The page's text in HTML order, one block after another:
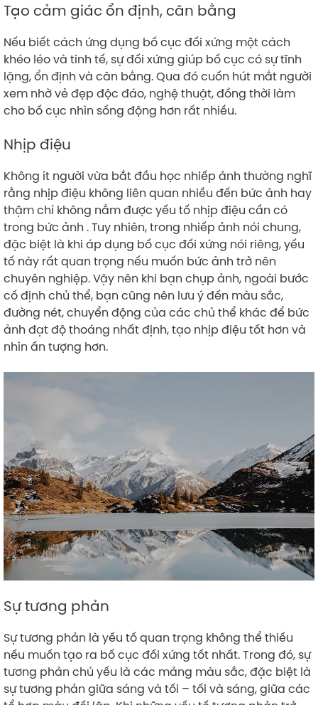
Tạo cảm giác ổn định, cân bằng
Nếu biết cách ứng dụng bố cục đối xứng một cách
khéo léo và tinh tế, sự đối xứng giúp bố cục có sự tĩnh
lặng, ổn định và cân bằng. Qua đó cuốn hút mắt người
xem nhờ vẻ đẹp độc đáo, nghệ thuật, đồng thời làm
cho bố cục nhìn sống động hơn rất nhiều.
Nhịp điệu
Không ít người vừa bắt đầu học nhiếp ảnh thường nghĩ
rằng nhịp điệu không liên quan nhiều đến bức ảnh hay
thậm chí không nắm được yếu tố nhịp điệu cần có
trong bức ảnh . Tuy nhiên, trong nhiếp ảnh nói chung,
đặc biệt là khi áp dụng bố cục đối xứng nói riêng, yếu
tố này rất quan trọng nếu muốn bức ảnh trở nên
chuyên nghiệp. Vậy nên khi bạn chụp ảnh, ngoài bước
cố định chủ thể, bạn cũng nên lưu ý đến màu sắc,
đường nét, chuyển động của các chủ thể khác để bức
ảnh đạt độ thoáng nhất định, tạo nhịp điệu tốt hơn và
nhìn ấn tượng hơn.
Sự tương phản
Sự tương phản là yếu tố quan trọng không thể thiếu
nếu muốn tạo ra bố cục đối xứng tốt nhất. Trong đó, sự
tương phản chủ yếu là các mảng màu sắc, đặc biệt là
sự tương phản giữa sáng và tối – tối và sáng, giữa các